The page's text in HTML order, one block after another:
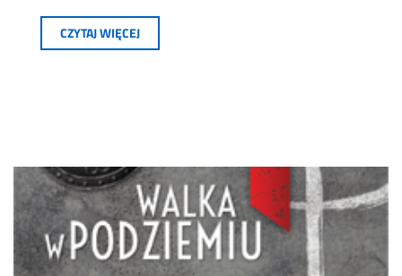
CZYTAJ WIĘCEJ